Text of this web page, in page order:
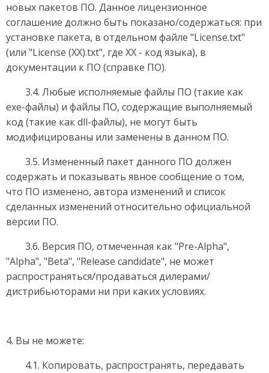
новых пакетов ПО. Данное лицензионное
соглашение должно быть показано/содержаться: при
установке пакета, в отдельном файле "License.txt"
(или "License (XX).txt", где ХХ - код языка), в
документации к ПО (справке ПО).
3.4. Любые исполняемые файлы ПО (такие как
exe-файлы) и файлы ПО, содержащие выполняемый
код (такие как dll-файлы), не могут быть
модифицированы или заменены в данном ПО.
3.5. Измененный пакет данного ПО должен
содержать и показывать явное сообщение о том,
что ПО изменено, автора изменений и список
сделанных изменений относительно официальной
версии ПО.
3.6. Версия ПО, отмеченная как "Pre-Alpha",
"Alpha", "Beta", "Release candidate", не может
распространяться/продаваться дилерами/
дистрибьюторами ни при каких условиях.
4. Вы не можете:
4.1. Копировать, распространять, передавать